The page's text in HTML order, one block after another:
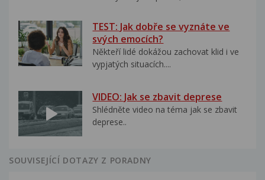
TEST: Jak dobře se vyznáte ve
svých emocích?
Někteří lidé dokážou zachovat klid i ve
vypjatých situacích....
VIDEO: Jak se zbavit deprese
Shlédněte video na téma jak se zbavit
deprese..
SOUVISEJÍCÍ DOTAZY Z PORADNY